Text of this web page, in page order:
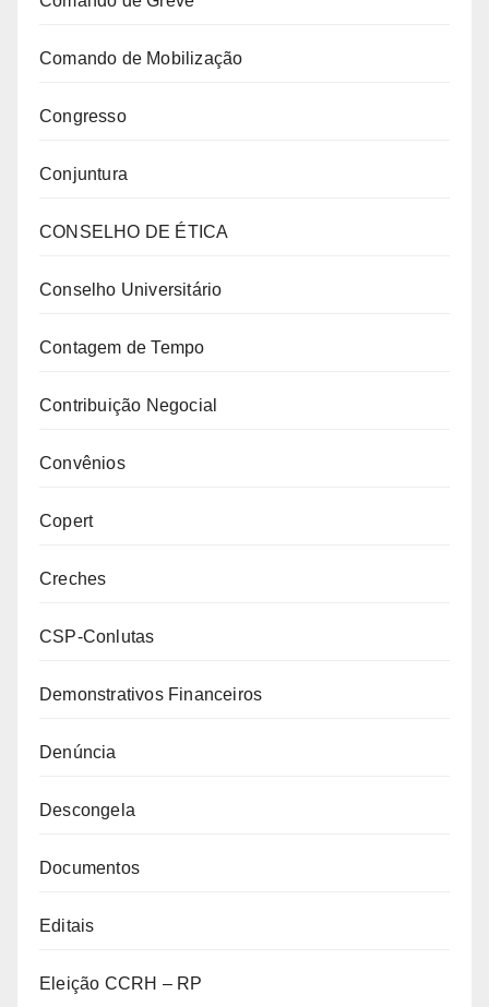
Comando de Mobilização
Congresso
Conjuntura
CONSELHO DE ÉTICA
Conselho Universitário
Contagem de Tempo
Contribuição Negocial
Convênios
Copert
Creches
CSP-Conlutas
Demonstrativos Financeiros
Denúncia
Descongela
Documentos
Editais
Eleição CCRH – RP